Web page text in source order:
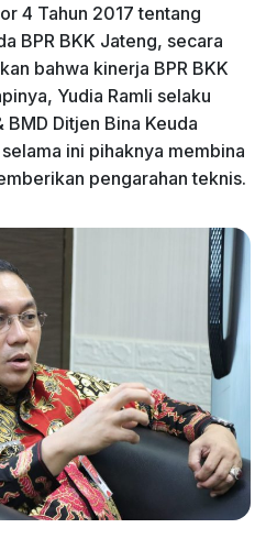
4 Tahun 2017 tentang
BPR BKK Jateng, secara
bahwa kinerja BPR BKK
Yudia Ramli selaku
BMD Ditjen Bina Keuda
ini pihaknya membina
pengarahan teknis.